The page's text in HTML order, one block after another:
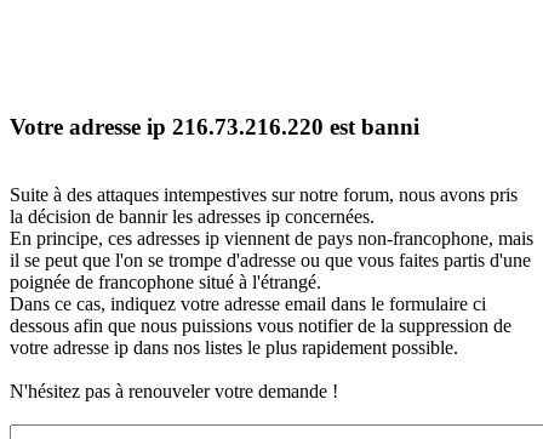
Votre adresse ip 216.73.216.220 est banni
Suite à des attaques intempestives sur notre forum, nous avons pris
la décision de bannir les adresses ip concernées.
En principe, ces adresses ip viennent de pays non-francophone, mais
il se peut que l'on se trompe d'adresse ou que vous faites partis d'une
poignée de francophone situé à l'étrangé.
Dans ce cas, indiquez votre adresse email dans le formulaire ci
dessous afin que nous puissions vous notifier de la suppression de
votre adresse ip dans nos listes le plus rapidement possible.
N'hésitez pas à renouveler votre demande !